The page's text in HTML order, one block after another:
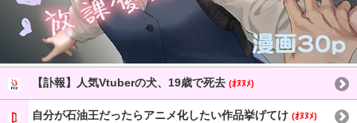
【訃報】人気Vtuberの犬、19歳で死去 (ｵﾇﾇﾒ)
自分が石油王だったらアニメ化したい作品挙げてけ (ｵﾇﾇﾒ)